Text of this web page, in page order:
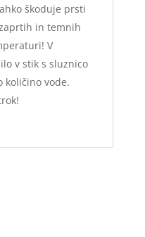
škoduje prsti
in temnih
V
v stik s sluznico
količino vode.